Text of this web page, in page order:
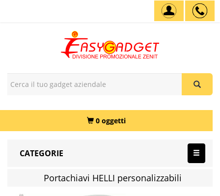
0 oggetti
CATEGORIE
Portachiavi HELLI personalizzabili